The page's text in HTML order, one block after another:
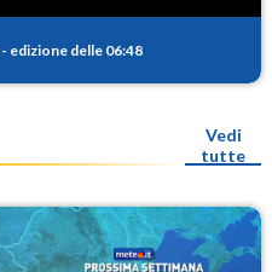
- edizione delle 06:48
Vedi
tutte